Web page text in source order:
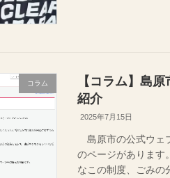
コラム
【コラム】島
紹介
2025年7月15日
島原市の公式ウェ
のページがありま
なこの制度、ごみの